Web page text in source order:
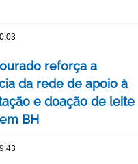
reforça a
da rede de apoio à
e doação de leite
BH